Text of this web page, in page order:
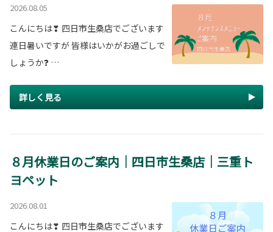
2026.08.05
こんにちは❣ 四日市生桑店でございます
連日暑いですが 皆様はいかがお過ごしで
しょうか❓ …
詳しく見る
８月休業日のご案内｜四日市生桑店｜三重ト
ヨペット
2026.08.01
こんにちは❣ 四日市生桑店でございます